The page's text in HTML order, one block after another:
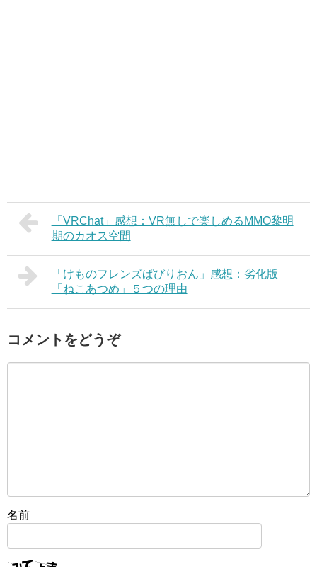
「VRChat」感想：VR無しで楽しめるMMO黎明
期のカオス空間
「けものフレンズぱびりおん」感想：劣化版
「ねこあつめ」５つの理由
コメントをどうぞ
名前